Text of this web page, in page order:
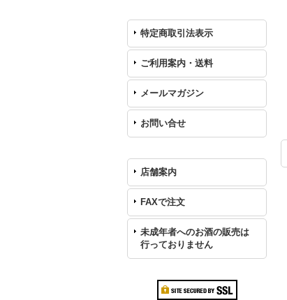
特定商取引法表示
ご利用案内・送料
メールマガジン
お問い合せ
店舗案内
FAXで注文
未成年者へのお酒の販売は
行っておりません